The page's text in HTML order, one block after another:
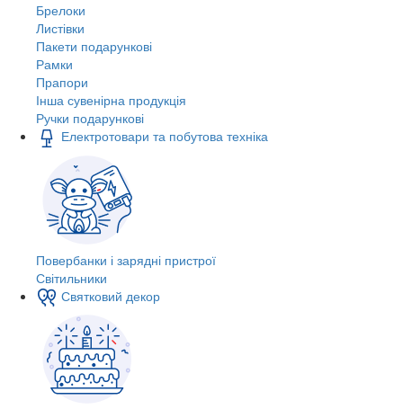
Брелоки
Листівки
Пакети подарункові
Рамки
Прапори
Інша сувенірна продукція
Ручки подарункові
Електротовари та побутова техніка
Повербанки і зарядні пристрої
Світильники
Святковий декор